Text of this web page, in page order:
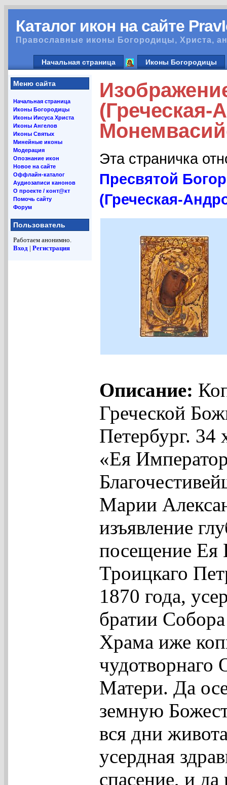
Каталог икон на сайте
Православные иконы Богородицы, Христа,
Начальная страница Иконы Богородицы
Меню сайта
Начальная страница
Иконы Богородицы
Иконы Иисуса Христа
Иконы Ангелов
Иконы Святых
Минейные иконы
Модерация
Опознание икон
Новое на сайте
Оффлайн-каталог
Аудиозаписи канонов
О проекте / конт@кт
Помочь сайту
Форум
Пользователь
Работаем анонимно.
Вход | Регистрация
(Греческая-
Эта страничка
Пресвятой
(Греческая-
Описание:
Греческой
Петербург. 34
«Ея
Марии
изъявление
посещение Ея
Троицкаго
1870 года,
братии
Храма иже
чудотворнаго
Матери. Да
земную
вся дни
усердная
спасение, и